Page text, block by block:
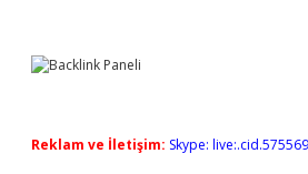
Reklam ve İletişim: Skype: